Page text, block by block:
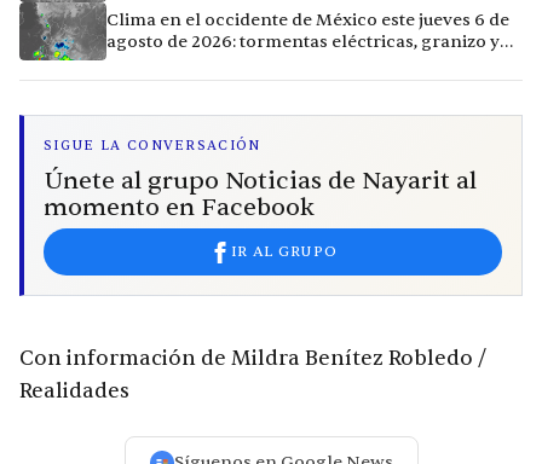
Clima en el occidente de México este jueves 6 de
agosto de 2026: tormentas eléctricas, granizo y
SIGUE LA CONVERSACIÓN
Únete al grupo Noticias de Nayarit al
momento en Facebook
IR AL GRUPO
Con información de Mildra Benítez Robledo /
Realidades